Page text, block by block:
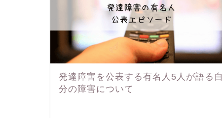
発達障害を公表する有名人5人が語る自
分の障害について